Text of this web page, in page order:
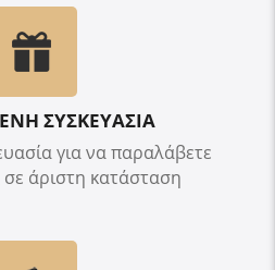
ΣΥΣΚΕΥΑΣΙΑ
για να παραλάβετε
άριστη κατάσταση